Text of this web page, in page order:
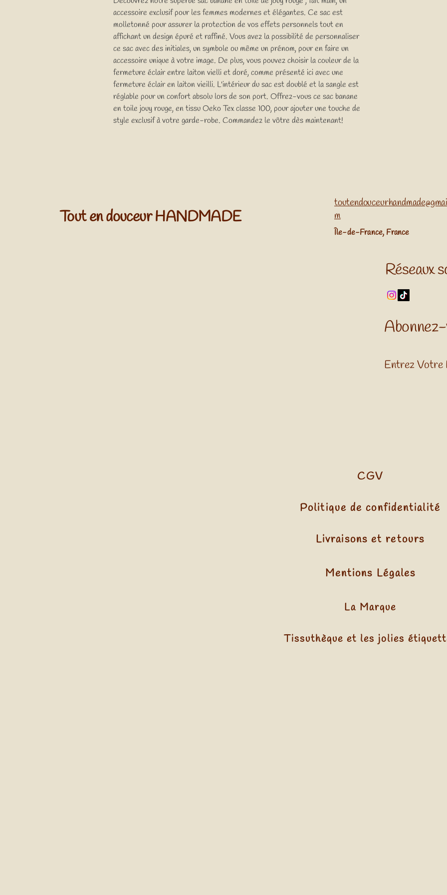
accessoire exclusif pour les femmes modernes et élégantes. Ce sac est
molletonné pour assurer la protection de vos effets personnels tout en
affichant un design épuré et raffiné. Vous avez la possibilité de personnaliser
ce sac avec des initiales, un symbole ou même un prénom, pour en faire un
accessoire unique à votre image. De plus, vous pouvez choisir la couleur de la
fermeture éclair entre laiton vielli et doré, comme présenté ici avec une
fermeture éclair en laiton vieilli. L'intérieur du sac est doublé et la sangle est
réglable pour un confort absolu lors de son port. Offrez-vous ce sac banane
en toile jouy rouge, en tissu Oeko Tex classe 100, pour ajouter une touche de
style exclusif à votre garde-robe. Commandez le vôtre dès maintenant!
Tout en douceur HANDMADE
m
​Île-de-France, France
Réseaux
Entrez Votre
CGV
Politique de confidentialité
Livraisons et retours
Mentions Légales
La Marque
Tissuthèque et les jolies